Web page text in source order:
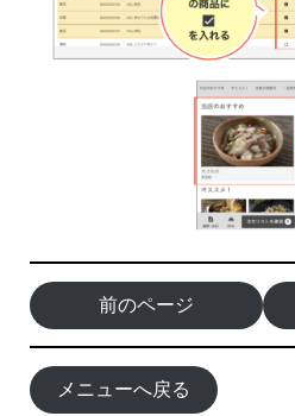
前のページ
メニューへ戻る